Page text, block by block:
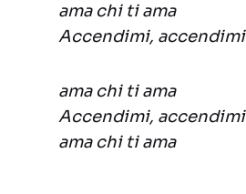
ama chi ti ama
Accendimi, accendimi
ama chi ti ama
Accendimi, accendimi
ama chi ti ama